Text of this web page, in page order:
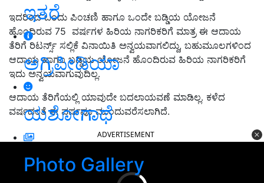
ಇತರೆ
ಅಗ್ರಿಪೀಡಿಯಾ
ಯಶೋಗಾಥೆ
Photo Gallery
ಇದರಿಂದ ಒಂದು ಪಿಂಚಣಿ ಹಾಗೂ ಒಂದೇ ಬಡ್ಡಿಯ ಯೋಜನೆ
ಹೊಂದಿರುವ 75 ವರ್ಷಗಳ ಹಿರಿಯ ನಾಗರಿಕರಿಗೆ ಮಾತ್ರ ಈ ಆದಾಯ
ತೆರಿಗೆ ರಿಟರ್ನ್ಸ್ ಸಲ್ಲಿಕೆ ವಿನಾಯಿತಿ ಅನ್ವಯವಾಗಲಿದ್ದು, ಬಹುಮೂಲಗಳಿಂದ
ಆದಾಯ ಹಾಗೂ ಬಡ್ಡಿಯ ಯೋಜನೆ ಹೊಂದಿರುವ ಹಿರಿಯ ನಾಗರಿಕರಿಗೆ
ಇದು ಅನ್ವಯವಾಗುವುದಿಲ್ಲ.
ಆದಾಯ ತೆರಿಗೆಯಲ್ಲಿ ಯಾವುದೇ ಬದಲಾಯವಣೆ ಮಾಡಿಲ್ಲ. ಕಳೆದ
ವರ್ಷದಂತೆ ಈ ವರ್ಷವೂ ಮುಂದುವರೆಸಲಾಗಿದೆ.
ADVERTISEMENT